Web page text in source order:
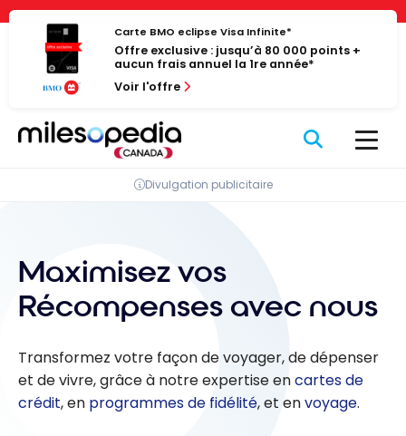
Panneau de gestion des cookies
Passer
contenu
Carte BMO eclipse Visa Infinite*
Offre exclusive : jusqu’à 80 000 points +
aucun frais annuel la 1re année*
Voir l'offre
Divulgation publicitaire
Maximisez vos
Récompenses avec nous
Transformez votre façon de voyager, de dépenser
et de vivre, grâce à notre expertise encartes de
crédit, en programmes de fidélité, et envoyage.